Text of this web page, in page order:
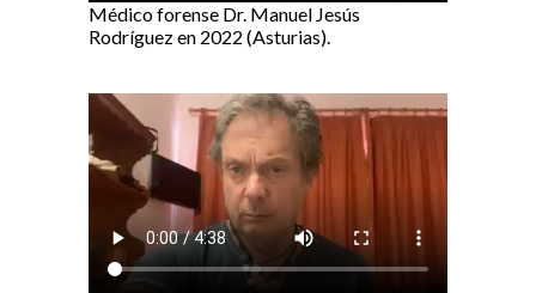
Médico forense Dr. Manuel Jesús
Rodríguez en 2022 (Asturias).